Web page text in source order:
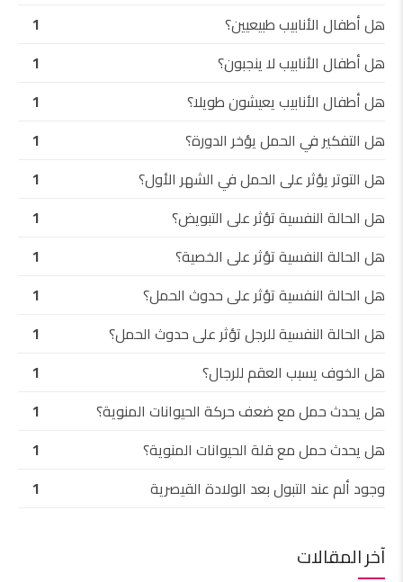
هل أطفال الأنابيب طبيعيين؟
1
هل أطفال الأنابيب لا ينجبون؟
1
هل أطفال الأنابيب يعيشون طويلا؟
1
هل التفكير في الحمل يؤخر الدورة؟
1
هل التوتر يؤثر على الحمل في الشهر الأول؟
1
هل الحالة النفسية تؤثر على التبويض؟
1
هل الحالة النفسية تؤثر على الخصية؟
1
هل الحالة النفسية تؤثر على حدوث الحمل؟
1
هل الحالة النفسية للرجل تؤثر على حدوث الحمل؟
1
هل الخوف يسبب العقم للرجال؟
1
هل يحدث حمل مع ضعف حركة الحيوانات المنوية؟
1
هل يحدث حمل مع قلة الحيوانات المنوية؟
1
وجود ألم عند التبول بعد الولادة القيصرية
1
آخر المقالات